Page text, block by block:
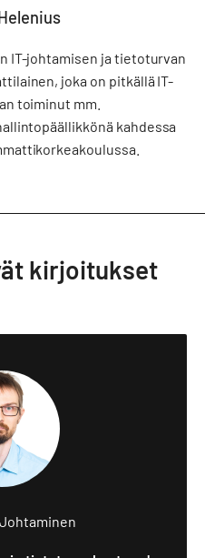
IT-johtamisen ja tietoturvan
joka on pitkällä IT-
toiminut mm.
kahdessa
kirjoitukset
Johtaminen